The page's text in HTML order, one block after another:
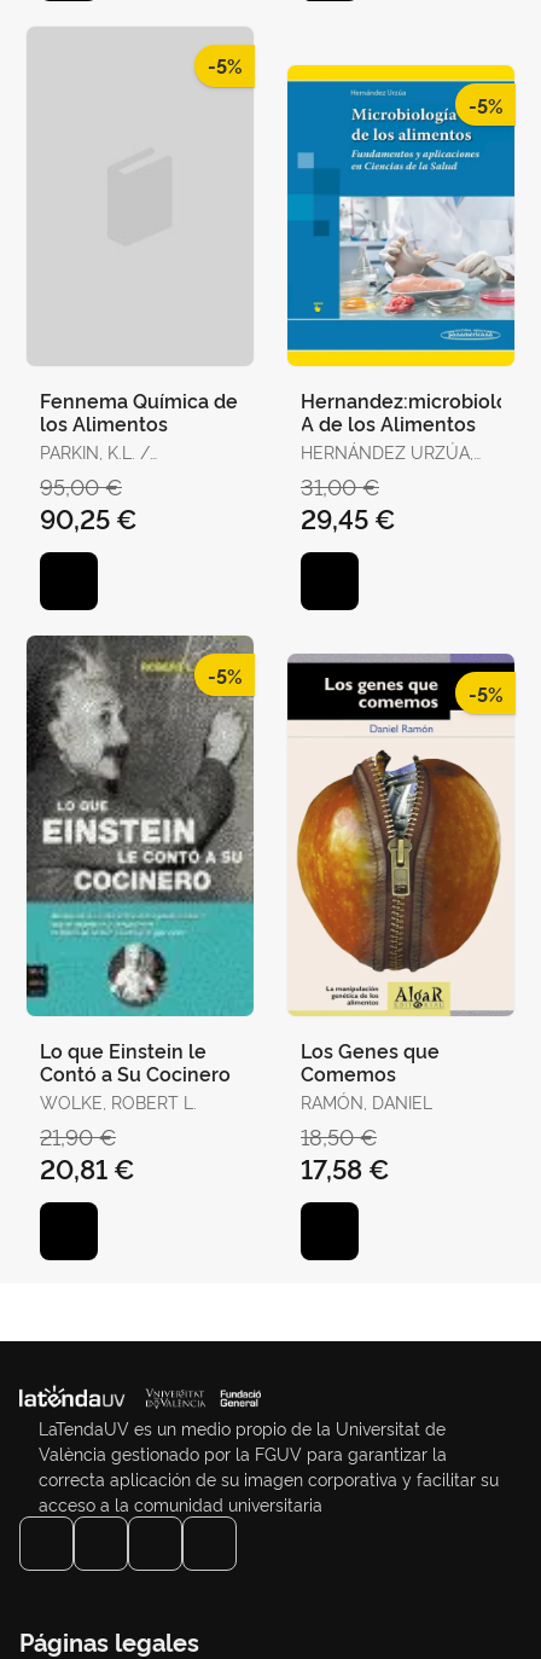
-5%
Fennema Química de
los Alimentos
PARKIN, K.L. /
95,00 €
90,25 €
-5%
Hernandez:microbiolog?
A de los Alimentos
HERNÁNDEZ URZÚA,
31,00 €
29,45 €
-5%
Lo que Einstein le
Contó a Su Cocinero
WOLKE, ROBERT L.
21,90 €
20,81 €
-5%
Los Genes que
Comemos
RAMÓN, DANIEL
18,50 €
17,58 €
LaTendaUV es un medio propio de la Universitat de
València gestionado por la FGUV para garantizar la
correcta aplicación de su imagen corporativa y facilitar su
acceso a la comunidad universitaria
Páginas legales